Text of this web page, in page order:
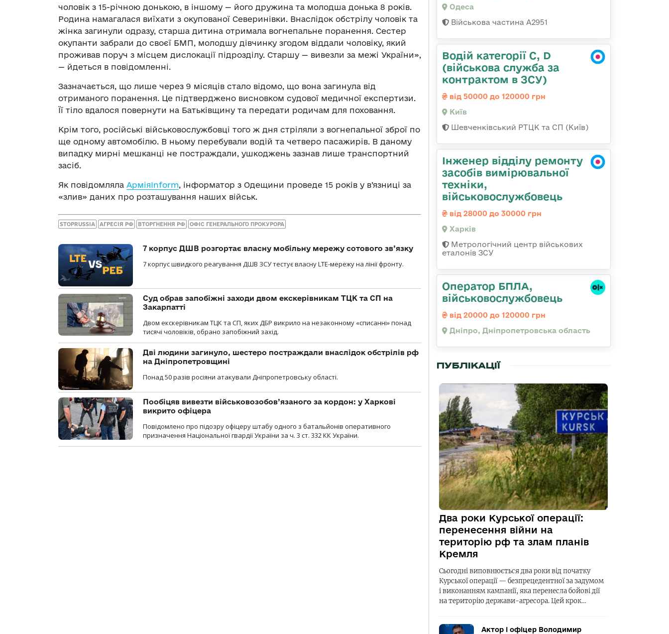
чоловік з 15-річною донькою, в іншому — його дружина та молодша донька 8 років.
Родина намагалася виїхати з окупованої Северинівки. Внаслідок обстрілу чоловік та
жінка загинули одразу, старша дитина отримала вогнепальне поранення. Сестер
окупанти забрали до своєї БМП, молодшу дівчинку згодом віддали чоловіку, який
проживав поруч з місцем дислокації підрозділу. Старшу — вивезли за межі України»,
— йдеться в повідомленні.
Зазначається, що лише через 9 місяців стало відомо, що вона загинула від
отриманого поранення. Це підтверджено висновком судової медичної експертизи.
Її тіло вдалося повернути на Батьківщину та передати родичам для поховання.
Крім того, російські військовослужбовці того ж дня стріляли з вогнепальної зброї по
ще одному автомобілю. В ньому перебували водій та четверо пасажирів. В даному
випадку мирні мешканці не постраждали, ушкоджень зазнав лише транспортний
засіб.
Як повідомляла АрміяInform, інформатор з Одещини проведе 15 років у в’язниці за
«злив» даних про розташування наших військ.
STOPRUSSIA АГРЕСІЯ РФ ВТОРГНЕННЯ РФ ОФІС ГЕНЕРАЛЬНОГО ПРОКУРОРА
7 корпус ДШВ розгортає власну мобільну мережу сотового зв’язку
7 корпус швидкого реагування ДШВ ЗСУ тестує власну LTE-мережу на лінії фронту.
Суд обрав запобіжні заходи двом екскерівникам ТЦК та СП на
Закарпатті
Двом екскерівникам ТЦК та СП, яких ДБР викрило на незаконному «списанні» понад
тисячі чоловіків, обрано запобіжний захід.
Дві людини загинуло, шестеро постраждали внаслідок обстрілів рф
на Дніпропетровщині
Понад 50 разів росіяни атакували Дніпропетровську області.
Пообіцяв вивезти військовозобов’язаного за кордон: у Харкові
викрито офіцера
Повідомлено про підозру офіцеру штабу одного з батальйонів оперативного
призначення Національної гвардії України за ч. 3 ст. 332 КК України.
Одеса
Військова частина А2951
Водій категорії C, D
(військова служба за
контрактом в ЗСУ)
від 50000 до 120000 грн
Київ
Шевченківський РТЦК та СП (Київ)
Інженер відділу ремонту
засобів вимірювальної
техніки,
військовослужбовець
від 28000 до 30000 грн
Харків
Метрологічний центр військових
еталонів ЗСУ
Оператор БПЛА,
військовослужбовець
від 20000 до 120000 грн
Дніпро, Дніпропетровська область
ПУБЛІКАЦІЇ
Два роки Курської операції:
перенесення війни на
територію рф та злам планів
Кремля
Сьогодні виповнюється два роки від початку
Курської операції — безпрецедентної за задумом
і виконанням кампанії, яка перенесла бойові дії
на територію держави-агресора. Цей крок…
Актор і офіцер Володимир